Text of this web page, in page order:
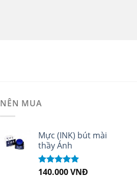
NÊN MUA
Mực (INK) bút mài
thầy Ánh
Được xếp
140.000VNĐ